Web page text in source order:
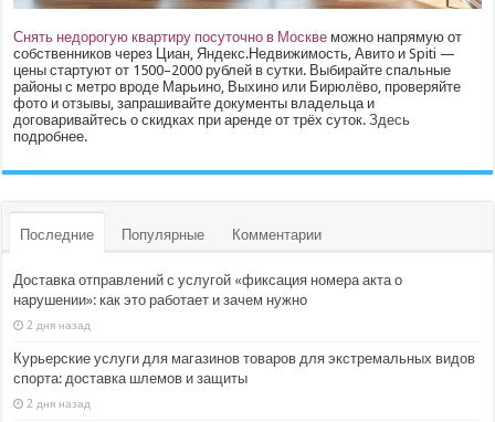
Снять недорогую квартиру посуточно в Москве можно напрямую от
собственников через Циан, Яндекс.Недвижимость, Авито и Spiti —
цены стартуют от 1500–2000 рублей в сутки. Выбирайте спальные
районы с метро вроде Марьино, Выхино или Бирюлёво, проверяйте
фото и отзывы, запрашивайте документы владельца и
договаривайтесь о скидках при аренде от трёх суток.Здесь
подробнее.
Последние Популярные Комментарии
Доставка отправлений с услугой «фиксация номера акта о
нарушении»: как это работает и зачем нужно
2 дня назад
Курьерские услуги для магазинов товаров для экстремальных видов
спорта: доставка шлемов и защиты
2 дня назад